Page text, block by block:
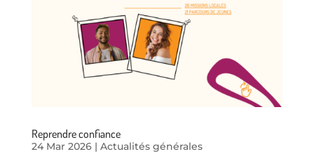
Reprendre confiance
24 Mar 2026| Actualités générales